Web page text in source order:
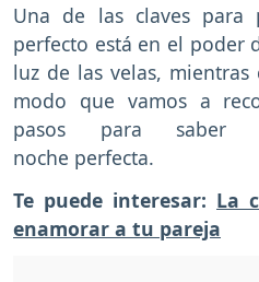
Una de las claves para
perfecto está en el poder
luz de las velas,
modo que vamos a
pasos para saber
noche perfecta.
Te puede interesar: La
enamorar a tu pareja